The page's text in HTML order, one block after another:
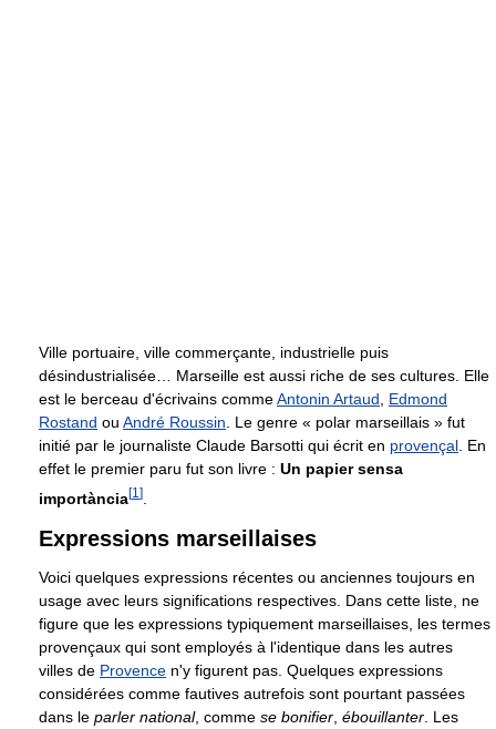
Ville portuaire, ville commerçante, industrielle puis
désindustrialisée… Marseille est aussi riche de ses cultures. Elle
est le berceau d'écrivains commeAntonin Artaud, Edmond
Rostand ou André Roussin. Le genre « polar marseillais » fut
initié par le journaliste Claude Barsotti qui écrit en provençal. En
effet le premier paru fut son livre : Un papier sensa
importància[1 ]
Expressions marseillaises
Voici quelques expressions récentes ou anciennes toujours en
usage avec leurs significations respectives. Dans cette liste, ne
figure que les expressions typiquement marseillaises, les termes
provençaux qui sont employés à l'identique dans les autres
villes de Provence n'y figurent pas. Quelques expressions
considérées comme fautives autrefois sont pourtant passées
dans le parler national, comme se bonifier ébouillanter . Les